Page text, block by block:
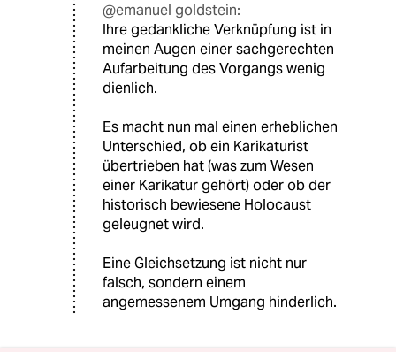
@emanuel goldstein:
Ihre gedankliche Verknüpfung ist in
meinen Augen einer sachgerechten
Aufarbeitung des Vorgangs wenig
dienlich.
Es macht nun mal einen erheblichen
Unterschied, ob ein Karikaturist
übertrieben hat (was zum Wesen
einer Karikatur gehört) oder ob der
historisch bewiesene Holocaust
geleugnet wird.
Eine Gleichsetzung ist nicht nur
falsch, sondern einem
angemessenem Umgang hinderlich.